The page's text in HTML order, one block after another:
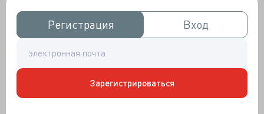
Регистрация
Регистрация Вход
Вход
Зарегистрироваться
программам профессиональной
переподготовки (для лиц, имеющих высшее
образование).
После 1 января 2021 г. аккредитации специалиста
подлежат все категории лиц, не прошедших
процедуру аккредитации специалистов.